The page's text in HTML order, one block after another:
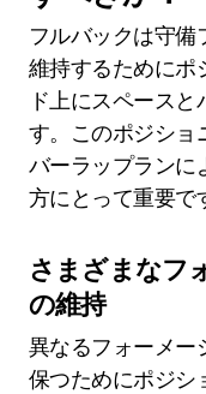
フルバックは守備
維持するためにポ
ド上にスペース
す。このポジショ
バーラップランに
方にとって重要で
さまざまなフ
の維持
異なるフォーメー
保つためにポジシ